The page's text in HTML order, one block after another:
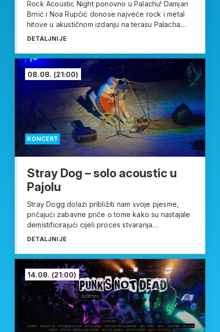
Rock Acoustic Night ponovno u Palachu! Damjan
Brnić i Noa Rupčić donose najveće rock i metal
hitove u akustičnom izdanju na terasu Palacha....
DETALJNIJE
KONCERT
08.08. (21:00)
Stray Dog – solo acoustic u
Pajolu
Stray Dogg dolazi približiti nam svoje pjesme,
pričajući zabavne priče o tome kako su nastajale
demistificirajući cijeli proces stvaranja....
DETALJNIJE
14.08. (21:00)